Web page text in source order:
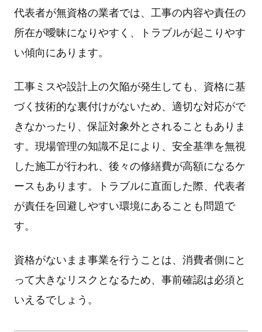
代表者が無資格の業者では、⼯事の内容や責任の
所在が曖昧になりやすく、トラブルが起こりやす
い傾向にあります。
⼯事ミスや設計上の⽋陥が発⽣しても、資格に基
づく技術的な裏付けがないため、適切な対応がで
きなかったり、保証対象外とされることもありま
す。現場管理の知識不⾜により、安全基準を無視
した施⼯が⾏われ、後々の修繕費が⾼額になるケ
ースもあります。トラブルに直⾯した際、代表者
が責任を回避しやすい環境にあることも問題で
す。
資格がないまま事業を⾏うことは、消費者側にと
って⼤きなリスクとなるため、事前確認は必須と
いえるでしょう。